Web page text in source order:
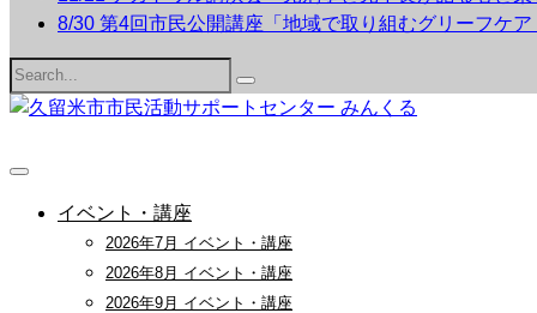
8/30 第4回市民公開講座「地域で取り組むグリーフケア
Search
for:
イベント・講座
2026年7月 イベント・講座
2026年8月 イベント・講座
2026年9月 イベント・講座